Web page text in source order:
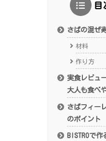
目
さばの混ぜ
材料
作り方
実食レビュ
大人も食べ
さばフィー
のポイント
BISTROで作